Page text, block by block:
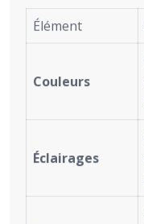
Élément
Couleurs
Éclairages